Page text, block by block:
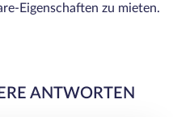
Eigenschaften zu mieten.
ANTWORTEN